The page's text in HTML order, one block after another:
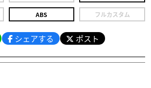
ABS フルカスタム
シェアする ポスト